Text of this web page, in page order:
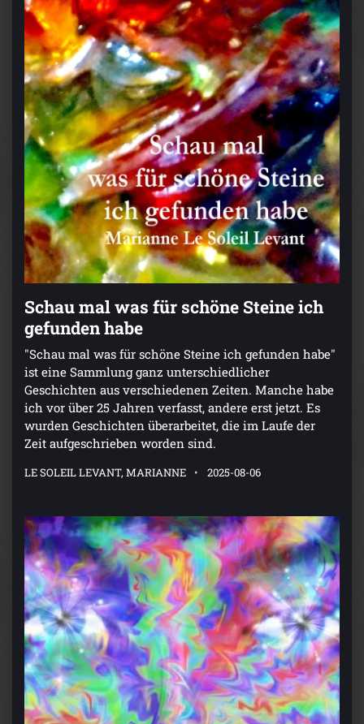
Schau mal was für schöne Steine ich
gefunden habe
"Schau mal was für schöne Steine ich gefunden habe"
ist eine Sammlung ganz unterschiedlicher
Geschichten aus verschiedenen Zeiten. Manche habe
ich vor über 25 Jahren verfasst, andere erst jetzt. Es
wurden Geschichten überarbeitet, die im Laufe der
Zeit aufgeschrieben worden sind.
LE SOLEIL LEVANT, MARIANNE 2025-08-06